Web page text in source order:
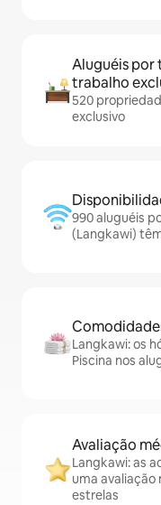
Aluguéis por
trabalho
520
exclusivo
990 aluguéis
(Langkawi)
Langkawi: os
Piscina nos
Avaliação
Langkawi: as
uma avaliação
estrelas